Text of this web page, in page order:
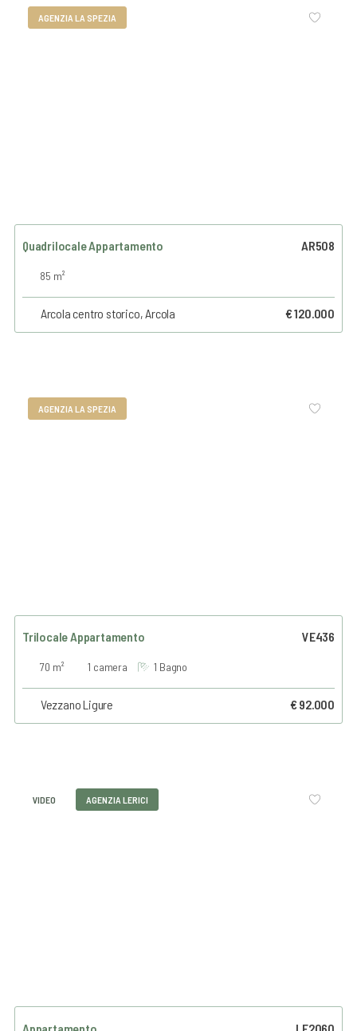
AGENZIA LA SPEZIA
Quadrilocale Appartamento AR508
85 m²
Arcola centro storico, Arcola € 120.000
AGENZIA LA SPEZIA
Trilocale Appartamento VE436
70 m² 1 camera 1 Bagno
Vezzano Ligure € 92.000
VIDEO AGENZIA LERICI
Appartamento LE2060